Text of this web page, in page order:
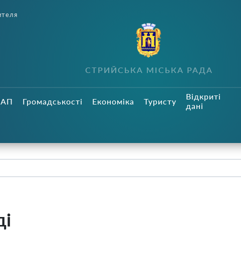
СТРИЙСЬКА МІСЬКА РАДА
Громадськості Економіка Туристу
Відкриті
дані